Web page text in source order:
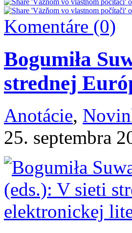
Komentáre (0)
Bogumiła
strednej
Anotácie,
25. septembra